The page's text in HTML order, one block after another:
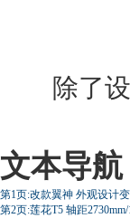
除了设
文本导航
第1页:改款翼神 外观设计
第2页:莲花T5 轴距